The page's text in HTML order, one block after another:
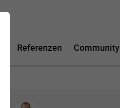
Referenzen Community